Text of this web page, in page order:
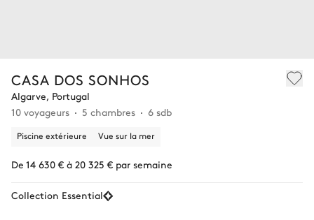
CASA DOS SONHOS
Algarve, Portugal
10 voyageurs
5 chambres 6 sdb
Piscine extérieure Vue sur la mer
De 14 630 € à 20 325 € par semaine
Collection Essential